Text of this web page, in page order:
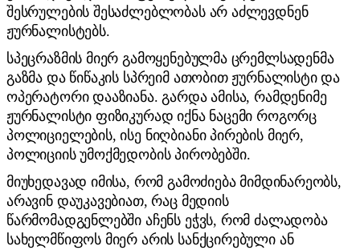
შესრულების შესაძლებლობას არ აძლევდნენ
ჟურნალისტებს.
სპეცრაზმის მიერ გამოყენებულმა ცრემლსადენმა
გაზმა და წიწაკის სპრეიმ ათობით ჟურნალისტი და
ოპერატორი დააზიანა. გარდა ამისა, რამდენიმე
ჟურნალისტი ფიზიკურად იქნა ნაცემი როგორც
პოლიციელების, ისე ნიღბიანი პირების მიერ,
პოლიციის უმოქმედობის პირობებში.
მიუხედავად იმისა, რომ გამოძიება მიმდინარეობს,
არავინ დაუკავებიათ, რაც მედიის
წარმომადგენლებში აჩენს ეჭვს, რომ ძალადობა
სახელმწიფოს მიერ არის სანქცირებული ან